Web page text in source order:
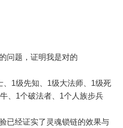
问题，证明我是对的
、1级先知、1级大法师、1级死
、1个破法者、1个人族步兵
已经证实了灵魂锁链的效果与